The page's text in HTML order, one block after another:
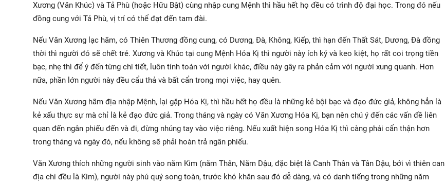
Xương (Văn Khúc) và Tả Phù (hoặc Hữu Bật) cùng nhập cung Mệnh thì hầu hết họ đều có trình độ đại học. Trong đó nếu
đồng cung với Tả Phù, vị trí có thể đạt đến tam đài.
Nếu Văn Xương lạc hãm, có Thiên Thương đồng cung, có Dương, Đà, Không, Kiếp, thì hạn đến Thất Sát, Dương, Đà đồng
thời thì người đó sẽ chết trẻ. Xương và Khúc tại cung Mệnh Hóa Kị thì người này ích kỷ và keo kiệt, họ rất coi trọng tiền
bạc, nhẹ thì để ý đến từng chi tiết, luôn tính toán với người khác, điều này gây ra phản cảm với người xung quanh. Hơn
nữa, phần lớn người này đều cẩu thả và bất cẩn trong mọi việc, hay quên.
Nếu Văn Xương hãm địa nhập Mệnh, lại gặp Hóa Kị, thì hầu hết họ đều là những kẻ bội bạc và đạo đức giả, không hẳn là
kẻ xấu thực sự mà chỉ là kẻ đạo đức giả. Trong tháng và ngày có Văn Xương Hóa Kị, bạn nên chú ý đến các vấn đề liên
quan đến ngân phiếu đến và đi, đừng nhúng tay vào việc riêng. Nếu xuất hiện song Hóa Kị thì càng phải cẩn thận hơn
trong tháng và ngày đó, nếu không sẽ phải hoàn trả ngân phiếu.
Văn Xương thích những người sinh vào năm Kim (năm Thân, Năm Dậu, đặc biệt là Canh Thân và Tân Dậu, bởi vì thiên can
địa chi đều là Kim), người này phú quý song toàn, trước khó khăn sau đó dễ dàng, và có danh tiếng trong những năm